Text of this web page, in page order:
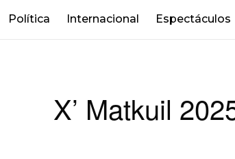
Política Internacional Espectáculos
X’ Matkuil